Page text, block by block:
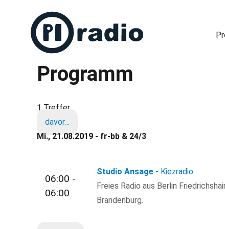
Freies Radio in Berlin
Programm
1 Treffer
davor…
Mi., 21.08.2019 - fr-bb & 24/3
06:00 -
06:00
Studio Ansage - Kiezradio
Freies Radio aus Berlin
Brandenburg.